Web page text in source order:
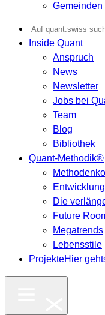
Gemeinden
for:
Inside Quant
Anspruch
News
Newsletter
Jobs bei
Team
Blog
Bibliothek
Quant-Methodik®
Die
Future
Megatrends
Lebensstile
ProjekteHier